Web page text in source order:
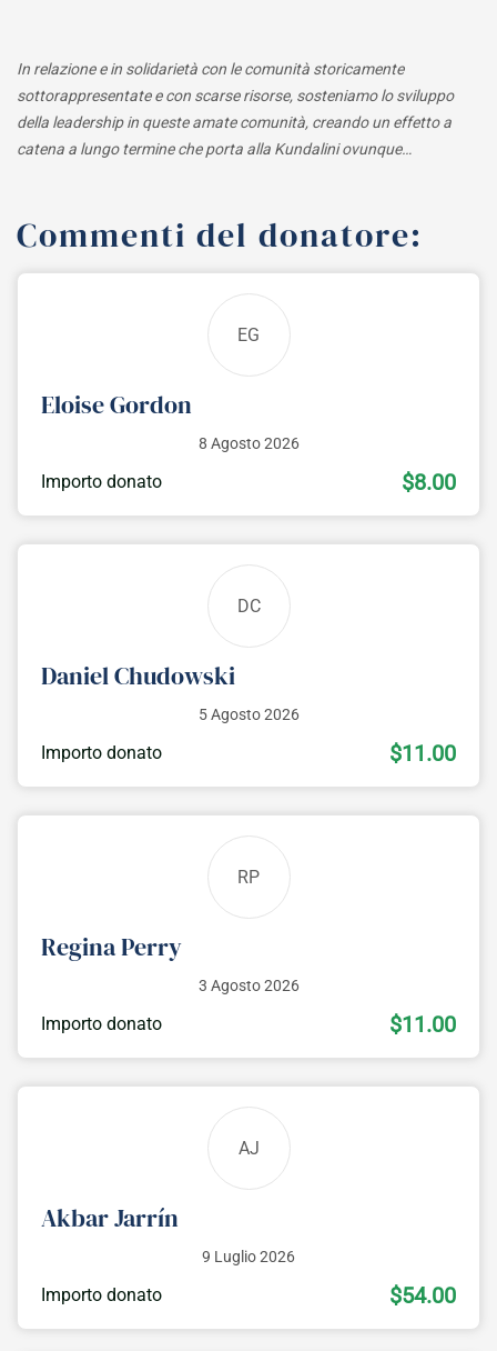
In relazione e in solidarietà con le comunità storicamente
sottorappresentate e con scarse risorse, sosteniamo lo sviluppo
della leadership in queste amate comunità, creando un effetto a
catena a lungo termine che porta alla Kundalini ovunque…
Commenti del donatore:
EG
Eloise Gordon
8 Agosto 2026
Importo donato $8.00
DC
Daniel Chudowski
5 Agosto 2026
Importo donato $11.00
RP
Regina Perry
3 Agosto 2026
Importo donato $11.00
AJ
Akbar Jarrín
9 Luglio 2026
Importo donato $54.00